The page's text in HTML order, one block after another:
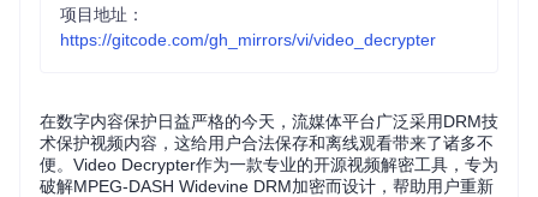
项目地址：
https://gitcode.com/gh_mirrors/vi/video_decrypter
在数字内容保护日益严格的今天，流媒体平台广泛采用DRM技
术保护视频内容，这给用户合法保存和离线观看带来了诸多不
便。Video Decrypter作为一款专业的开源视频解密工具，专为
破解MPEG-DASH Widevine DRM加密而设计，帮助用户重新